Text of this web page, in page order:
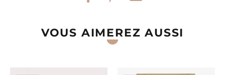
VOUS AIMEREZ AUSSI